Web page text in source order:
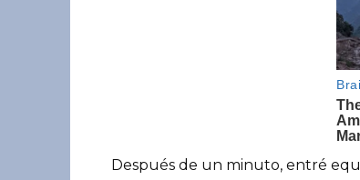
Después de un minuto, entré